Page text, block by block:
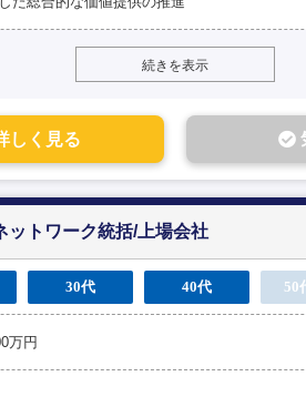
続きを表示
しく見る
ットワーク統括/上場会社
30代 40代 50
万円